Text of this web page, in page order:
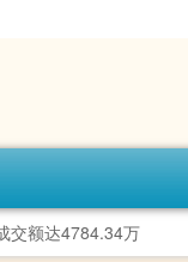
交额达4784.34万